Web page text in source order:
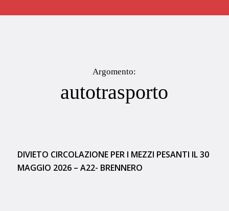
Argomento:
autotrasporto
DIVIETO CIRCOLAZIONE PER I MEZZI PESANTI IL 30
MAGGIO 2026 – A22- BRENNERO